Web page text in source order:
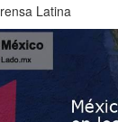
Latina